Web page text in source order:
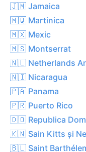
🇯🇲 Jamaica
🇲🇶 Martinica
🇲🇽 Mexic
🇲🇸 Montserrat
🇳🇱 Netherlands
🇳🇮 Nicaragua
🇵🇦 Panama
🇵🇷 Puerto Rico
🇩🇴 Republica
🇰🇳 Sain Kitts și
🇧🇱 Saint